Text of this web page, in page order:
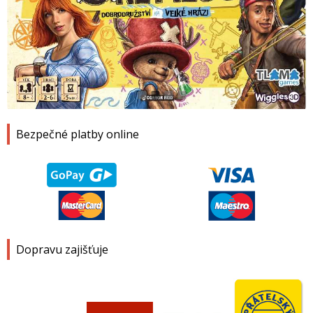
Bezpečné platby online
Dopravu zajišťuje